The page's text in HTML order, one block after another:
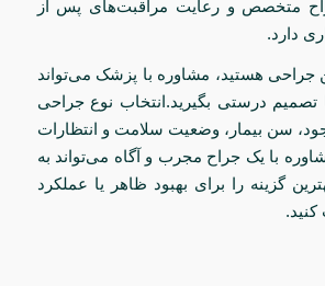
متخصص و رعایت مراقبت‌های پس از
دارد.
جراحی هستید، مشاوره با پزشک می‌تواند
درستی بگیرید.انتخاب نوع جراحی
سن بیمار، وضعیت سلامت و انتظارات
با یک جراح مجرب و آگاه می‌تواند به
گزینه را برای بهبود ظاهر یا عملکرد